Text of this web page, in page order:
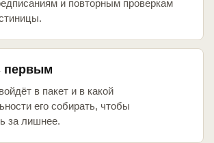
и повторным проверкам
первым
в пакет и в какой
его собирать, чтобы
за лишнее.